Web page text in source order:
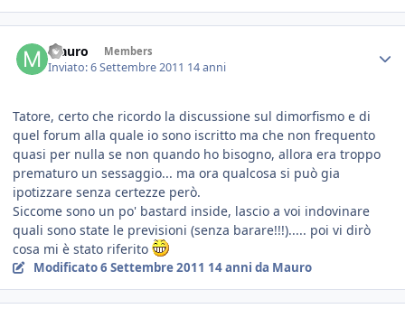
Mauro Members
Inviato:6 Settembre 2011 14 anni
Tatore, certo che ricordo la discussione sul dimorfismo e di
quel forum alla quale io sono iscritto ma che non frequento
quasi per nulla se non quando ho bisogno, allora era troppo
prematuro un sessaggio... ma ora qualcosa si può gia
ipotizzare senza certezze però.
Siccome sono un po' bastard inside, lascio a voi indovinare
quali sono state le previsioni (senza barare!!!)..... poi vi dirò
cosa mi è stato riferito
Modificato6 Settembre 2011 14 anni da Mauro